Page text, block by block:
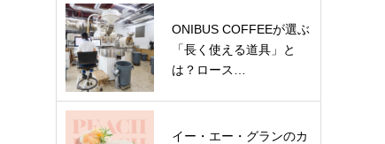
ONIBUS COFFEEが選ぶ
「長く使える道具」と
は？ロース…
イー・エー・グランのカ